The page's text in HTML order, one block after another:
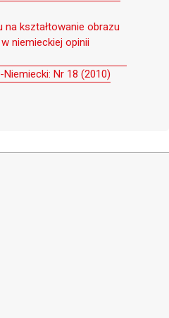
na kształtowanie obrazu
niemieckiej opinii
Nr 18 (2010)